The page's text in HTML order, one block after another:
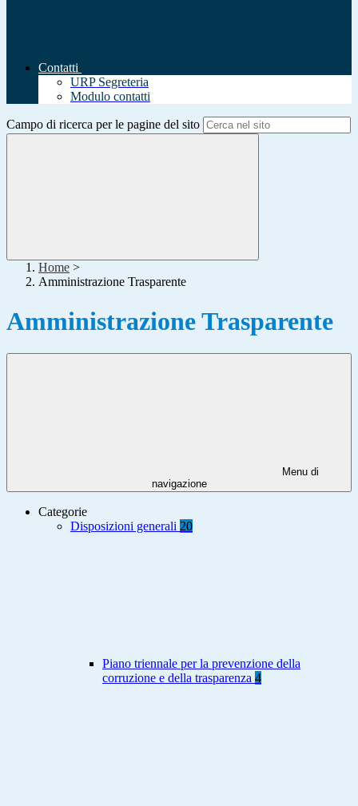
Contatti
URP Segreteria
Modulo contatti
Campo di ricerca per le pagine del sito
Home >
Amministrazione Trasparente
Amministrazione Trasparente
Menu di
navigazione
Categorie
Disposizioni generali 20
Piano triennale per la prevenzione della
corruzione e della trasparenza 4